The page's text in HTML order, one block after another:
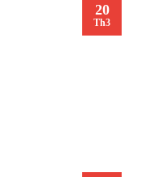
20
Th3